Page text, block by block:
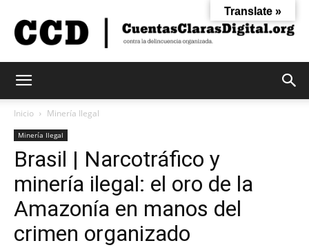
Claras
Digital
Inicio Minería Ilegal
Minería Ilegal
Brasil | Narcotráfico y
minería ilegal: el oro de la
Amazonía en manos del
crimen organizado
Translate »